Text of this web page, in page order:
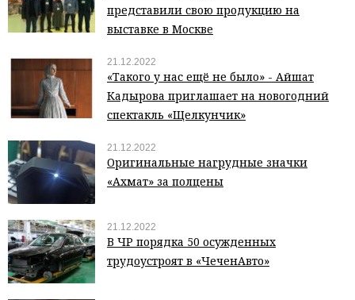
представили свою продукцию на
выставке в Москве
21.12.2022
«Такого у нас ещё не было» - Айшат
Кадырова приглашает на новогодний
спектакль «Щелкунчик»
21.12.2022
Оригинальные нагрудные значки
«Ахмат» за полцены
21.12.2022
В ЧР порядка 50 осужденных
трудоустроят в «ЧеченАвто»